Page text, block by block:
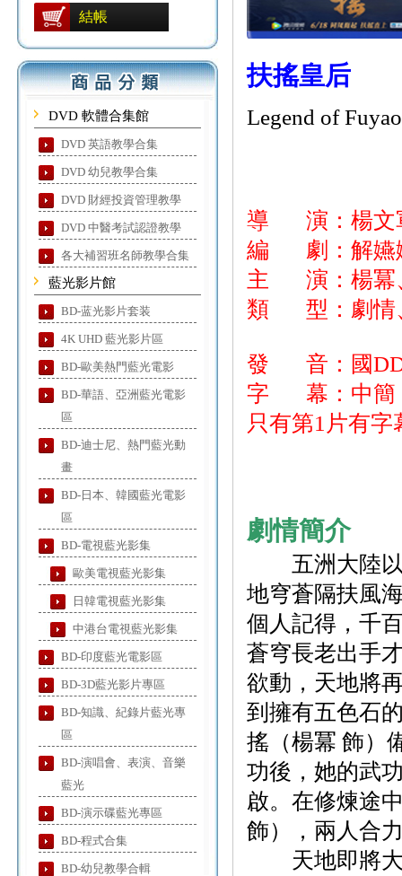
結帳
DVD 軟體合集館
DVD 英語教學合集
DVD 幼兒教學合集
DVD 財經投資管理教學
DVD 中醫考試認證教學
各大補習班名師教學合集
藍光影片館
BD-蓝光影片套装
4K UHD 藍光影片區
BD-歐美熱門藍光電影
BD-華語、亞洲藍光電影
區
BD-迪士尼、熱門藍光動
畫
BD-日本、韓國藍光電影
區
BD-電視藍光影集
歐美電視藍光影集
日韓電視藍光影集
中港台電視藍光影集
BD-印度藍光電影區
BD-3D藍光影片專區
BD-知識、紀錄片藍光專
區
BD-演唱會、表演、音樂
藍光
BD-演示碟藍光專區
BD-程式合集
BD-幼兒教學合輯
扶搖皇后
Legend of Fuyao
導
演：楊文
編
劇：解嬿
主
演：楊冪
類
型：劇情
發
音：國
字
幕：中簡
只有第1片有字
劇情簡介
五洲大陸以
地穹蒼隔扶風
個人記得，千
蒼穹長老出手
欲動，天地將
到擁有五色石
搖（楊冪 飾）
功後，她的武
啟。在修煉途
飾），兩人合
天地即將大